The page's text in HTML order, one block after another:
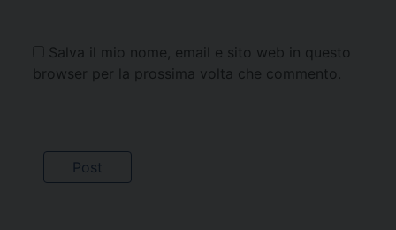
Salva il mio nome, email e sito web in questo
browser per la prossima volta che commento.